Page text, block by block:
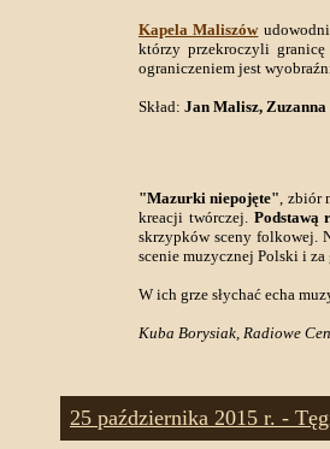
Kapela Maliszów
którzy przekroczyli
ograniczeniem jest
Skład: Jan Malisz,
"Mazurki niepojęte", zbiór
kreacji twórczej. Podstawą
skrzypków sceny folkowej.
scenie muzycznej Polski i za
W ich grze słychać echa
Kuba Borysiak, Radiowe
25 października 2015 r. -